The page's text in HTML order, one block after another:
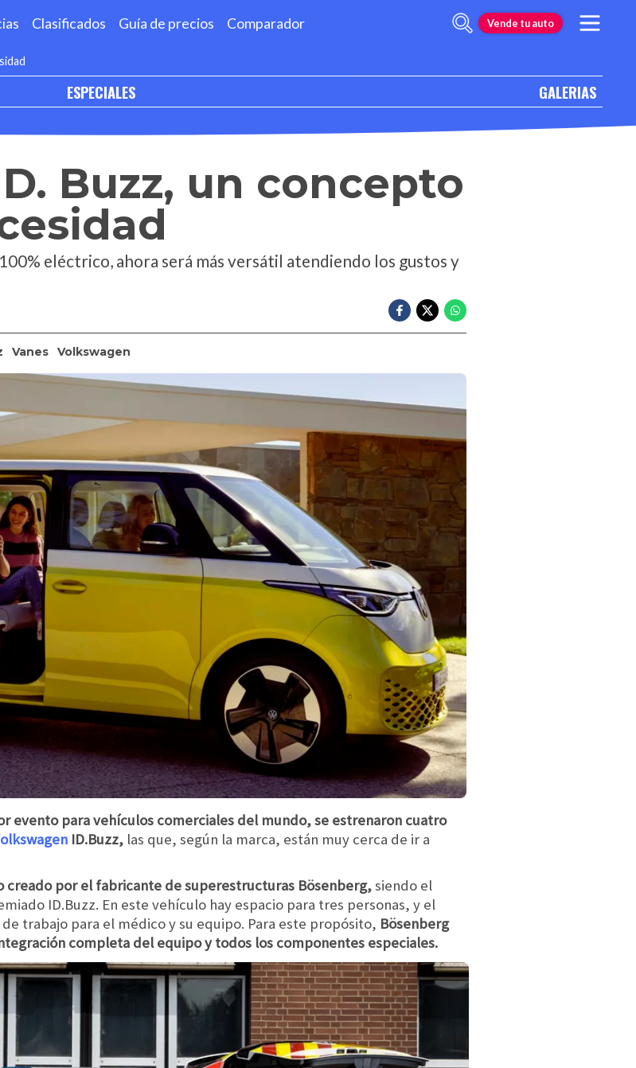
Clasificados Guía de precios Comparador Vende tu auto
ESPECIALES GALERIAS
Buzz, un concepto
eléctrico, ahora será más versátil atendiendo los gustos y
Vanes Volkswagen
evento para vehículos comerciales del mundo, se estrenaron cuatro
ID.Buzz, las que, según la marca, están muy cerca de ir a
creado por el fabricante de superestructuras Bösenberg,siendo el
ID.Buzz. En este vehículo hay espacio para tres personas, y el
trabajo para el médico y su equipo. Para este propósito, Bösenberg
completa del equipo y todos los componentes especiales.